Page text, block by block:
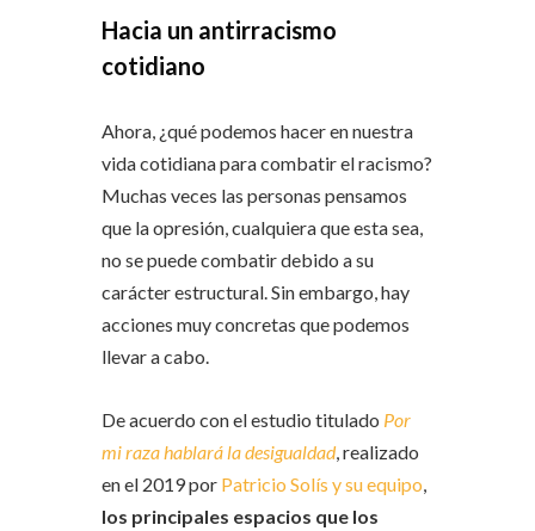
Hacia un antirracismo
cotidiano
Ahora, ¿qué podemos hacer en nuestra
vida cotidiana para combatir el racismo?
Muchas veces las personas pensamos
que la opresión, cualquiera que esta sea,
no se puede combatir debido a su
carácter estructural. Sin embargo, hay
acciones muy concretas que podemos
llevar a cabo.
De acuerdo con el estudio titulado Por
mi raza hablará la desigualdad, realizado
en el 2019 por Patricio Solís y su equipo,
los principales espacios que los